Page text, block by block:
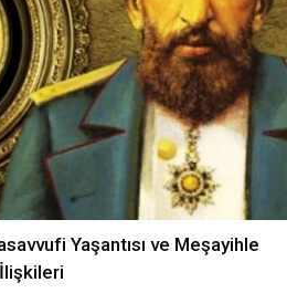
Yaşantısı ve Meşayihle
İlişkileri